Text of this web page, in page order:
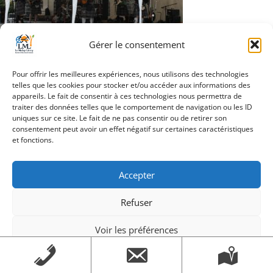
Gérer le consentement
Pour offrir les meilleures expériences, nous utilisons des technologies
telles que les cookies pour stocker et/ou accéder aux informations des
appareils. Le fait de consentir à ces technologies nous permettra de
traiter des données telles que le comportement de navigation ou les ID
uniques sur ce site. Le fait de ne pas consentir ou de retirer son
consentement peut avoir un effet négatif sur certaines caractéristiques
et fonctions.
Accepter
Refuser
Voir les préférences
Mentions légalesMentions légales
Navigation
de
l’article
Article précédent
réservés.|Mentions légales